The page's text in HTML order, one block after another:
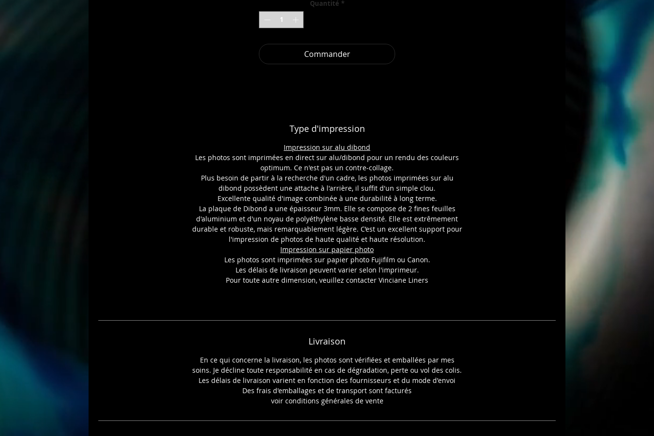
Ce moment dure quelques secondes, en amont je vois une
émanation se former, se fixer puis disparaître. Je ne pourrai jamais
Pour moi, c’est un vrai cadeau des Esprits de la Nature. Cette année,
je me suis mise au service de leur cause, leur désir de renouer, de
reformer le Cercle, c’est en tout cas le message qui m’a été adressé et
éléments qui vous entourent et redécouvrir l’extraordinaire dans
Quantité *
Commander
Type d'impression
Impression sur alu dibond
Les photos sont imprimées en direct sur alu/dibond pour un rendu des couleurs
optimum. Ce n'est pas un contre-collage.
Plus besoin de partir à la recherche d'un cadre, les photos imprimées sur alu
dibond possèdent une attache à l'arrière, il suffit d'un simple clou.
Excellente qualité d'image combinée à une durabilité à long terme.
La plaque de Dibond a une épaisseur 3mm. Elle se compose de 2 fines feuilles
d'aluminium et d'un noyau de polyéthylène basse densité. Elle est extrêmement
durable et robuste, mais remarquablement légère. C’est un excellent support pour
l'impression de photos de haute qualité et haute résolution.
Impression sur papier photo
Les photos sont imprimées sur papier photo Fujifilm ou Canon.
Les délais de livraison peuvent varier selon l'imprimeur.
Pour toute autre dimension, veuillez contacter Vinciane Liners
Livraison
En ce qui concerne la livraison, les photos sont vérifiées et emballées par mes
soins. Je décline toute responsabilité en cas de dégradation, perte ou vol des colis.
Les délais de livraison varient en fonction des fournisseurs et du mode d'envoi
Des frais d'emballages et de transport sont facturés
voir conditions générales de vente